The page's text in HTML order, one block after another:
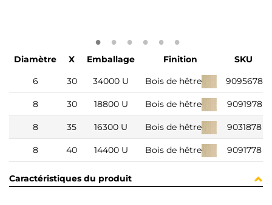
Diamètre X Emballage Finition
SKU
6
30 34000 U Bois de hêtre 9095678
8 30 18800 U Bois de hêtre 9091978
8 35 16300 U Bois de hêtre 9031878
8 40 14400 U Bois de hêtre 9091778
Caractéristiques du produit